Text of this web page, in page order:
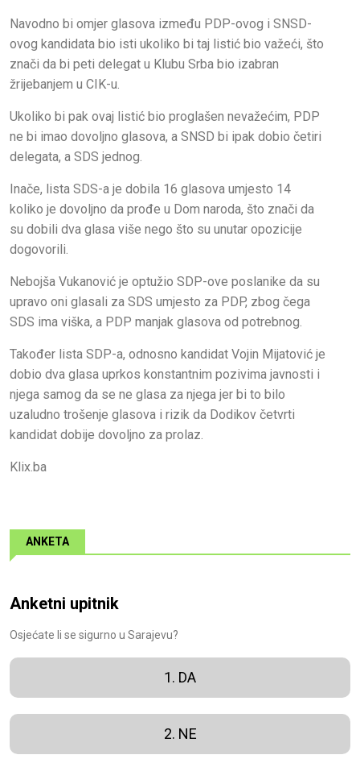
Navodno bi omjer glasova između PDP-ovog i SNSD-
ovog kandidata bio isti ukoliko bi taj listić bio važeći, što
znači da bi peti delegat u Klubu Srba bio izabran
žrijebanjem u CIK-u.
Ukoliko bi pak ovaj listić bio proglašen nevažećim, PDP
ne bi imao dovoljno glasova, a SNSD bi ipak dobio četiri
delegata, a SDS jednog.
Inače, lista SDS-a je dobila 16 glasova umjesto 14
koliko je dovoljno da prođe u Dom naroda, što znači da
su dobili dva glasa više nego što su unutar opozicije
dogovorili.
Nebojša Vukanović je optužio SDP-ove poslanike da su
upravo oni glasali za SDS umjesto za PDP, zbog čega
SDS ima viška, a PDP manjak glasova od potrebnog.
Također lista SDP-a, odnosno kandidat Vojin Mijatović je
dobio dva glasa uprkos konstantnim pozivima javnosti i
njega samog da se ne glasa za njega jer bi to bilo
uzaludno trošenje glasova i rizik da Dodikov četvrti
kandidat dobije dovoljno za prolaz.
Klix.ba
ANKETA
Anketni upitnik
Osjećate li se sigurno u Sarajevu?
1. DA
2. NE